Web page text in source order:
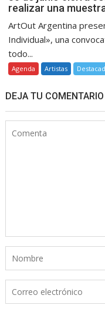
realizar una
ArtOut Argentina
Individual», una
todo...
Agenda Artistas
DEJA TU COMENTARIO